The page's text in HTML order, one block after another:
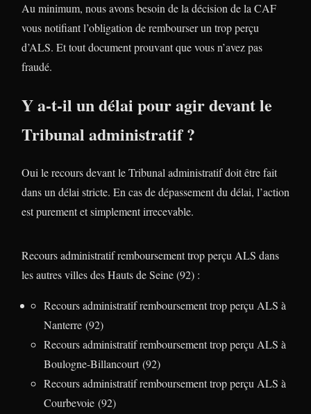
Au minimum, nous avons besoin de la décision de la CAF
vous notifiant l’obligation de rembourser un trop perçu
d’ALS. Et tout document prouvant que vous n’avez pas
fraudé.
Y a-t-il un délai pour agir devant le
Tribunal administratif ?
Oui le recours devant le Tribunal administratif doit être fait
dans un délai stricte. En cas de dépassement du délai, l’action
est purement et simplement irrecevable.
Recours administratif remboursement trop perçu ALS dans
les autres villes des Hauts de Seine (92) :
Recours administratif remboursement trop perçu ALS à
Nanterre (92)
Recours administratif remboursement trop perçu ALS à
Boulogne-Billancourt (92)
Recours administratif remboursement trop perçu ALS à
Courbevoie (92)